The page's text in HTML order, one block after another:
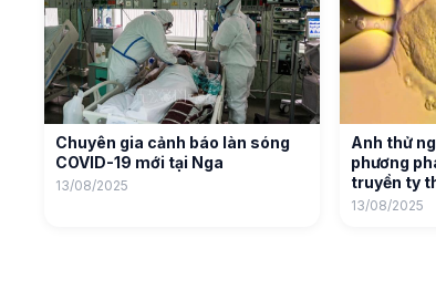
Chuyên gia cảnh báo làn sóng
COVID-19 mới tại Nga
13/08/2025
Anh thử
phương
truyền ty
13/08/2025